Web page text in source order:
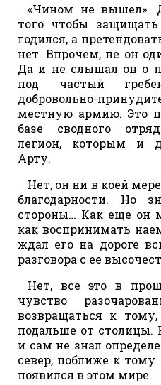
«Чином не вышел».
того чтобы защищать
годился, а
нет. Впрочем, не он
Да и не слышал он о
под частый
добровольно-
местную армию. Это
базе сводного
легион, которым и
Арту.
Нет, он ни в коей
благодарности. Но
стороны… Как еще он
как воспринимать
ждал его на дороге
разговора с ее
Нет, все это в
чувство
возвращаться к
подальше от столицы.
и сам не знал
север, поближе к
появился в этом мире.